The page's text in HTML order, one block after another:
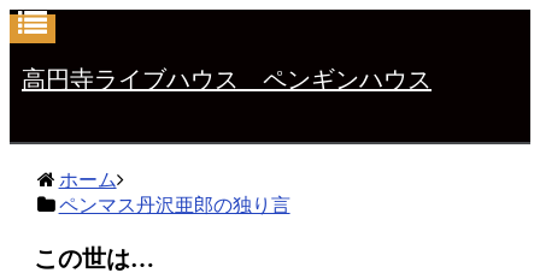
高円寺ライブハウス ペンギンハウス
ホーム
ペンマス丹沢亜郎の独り言
この世は…